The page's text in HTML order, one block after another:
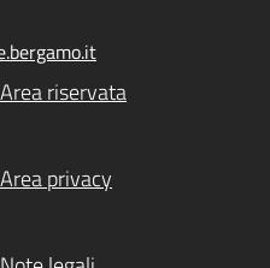
Area riservata
Area privacy